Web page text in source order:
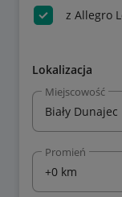
z Allegro
Lokalizacja
Miejscowość
Promień